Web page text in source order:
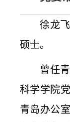
徐龙
硕士。
曾任
科学学院
青岛办公